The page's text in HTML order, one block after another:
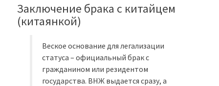
Заключение брака с китайцем
(китаянкой)
Веское основание для легализации
статуса – официальный брак с
гражданином или резидентом
государства. ВНЖ выдается сразу, а